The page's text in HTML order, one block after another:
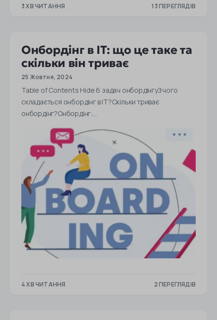
3 ХВ ЧИТАННЯ 13 ПЕРЕГЛЯДІВ
Онбордінг в IT: що це таке та
скільки він триває
25 Жовтня, 2024
Table of Contents Hide 6 задач онбордінгуЗ чого
складається онбордінг в IT?Скільки триває
онбордінг?Онбордінг:…
4 ХВ ЧИТАННЯ 2 ПЕРЕГЛЯДІВ